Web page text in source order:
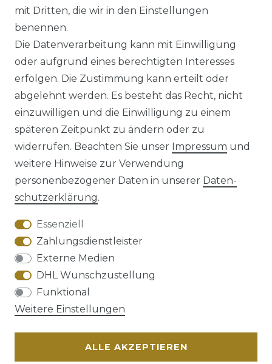
Impressum Daten­schutz­erklärung
AGB Barrierefreiheitserklärung
Widerrufs­recht
mit Dritten, die wir in den Einstellungen
benennen.
Die Datenverarbeitung kann mit Einwilligung
oder aufgrund eines berechtigten Interesses
erfolgen. Die Zustimmung kann erteilt oder
abgelehnt werden. Es besteht das Recht, nicht
einzuwilligen und die Einwilligung zu einem
späteren Zeitpunkt zu ändern oder zu
widerrufen. Beachten Sie unser Impressum und
weitere Hinweise zur Verwendung
personenbezogener Daten in unserer Daten­
schutz­erklärung.
Essenziell
Zahlungsdienstleister
Externe Medien
DHL Wunschzustellung
Funktional
Weitere Einstellungen
ALLE AKZEPTIEREN